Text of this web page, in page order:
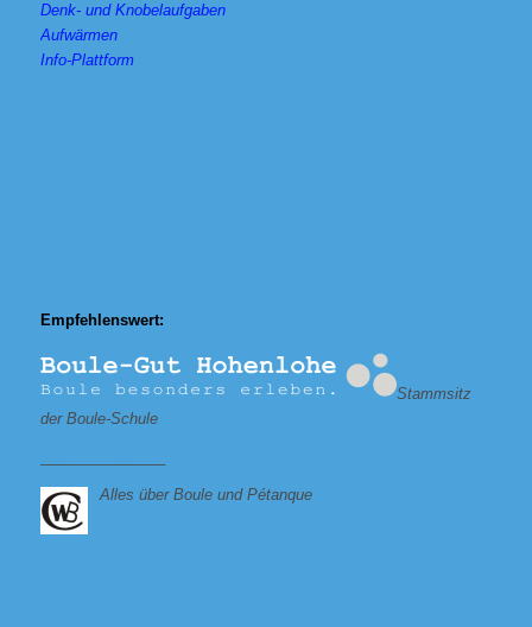
Denk- und Knobelaufgaben
Aufwärmen
Info-Plattform
Empfehlenswert:
Stammsitz
der Boule-Schule
Alles über Boule und Pétanque